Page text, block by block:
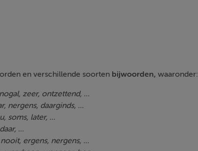
en verschillende soorten bijwoorden, waaronder:
zeer, ontzettend, ...
nergens, daarginds, ...
soms, later, ...
...
ergens, nergens, ...